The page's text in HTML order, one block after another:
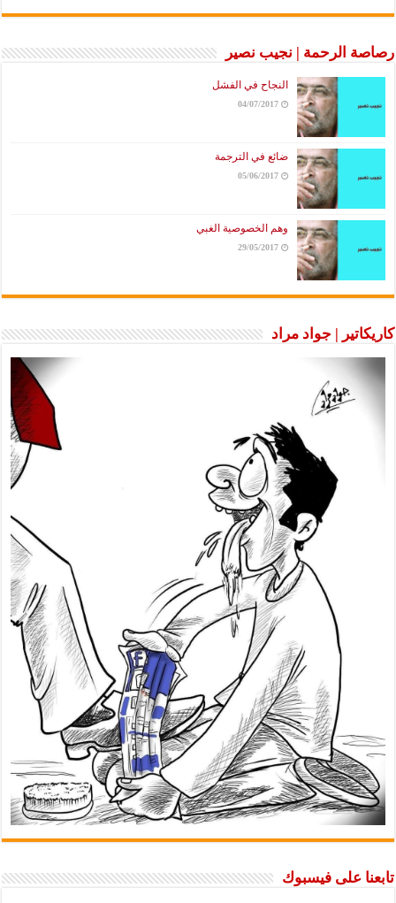
رصاصة الرحمة | نجيب نصير
النجاح في الفشل
04/07/2017
ضائع في الترجمة
05/06/2017
وهم الخصوصية الغبي
29/05/2017
كاريكاتير | جواد مراد
تابعنا على فيسبوك